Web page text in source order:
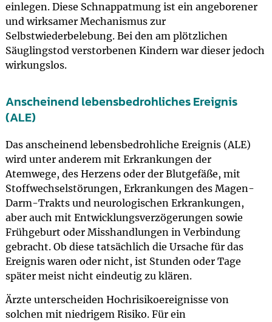
einlegen. Diese Schnappatmung ist ein angeborener
und wirksamer Mechanismus zur
Selbstwiederbelebung. Bei den am plötzlichen
Säuglingstod verstorbenen Kindern war dieser jedoch
wirkungslos.
Anscheinend lebensbedrohliches Ereignis
(ALE)
Das anscheinend lebensbedrohliche Ereignis (ALE)
wird unter anderem mit Erkrankungen der
Atemwege, des Herzens oder der Blutgefäße, mit
Stoffwechselstörungen, Erkrankungen des Magen-
Darm-Trakts und neurologischen Erkrankungen,
aber auch mit Entwicklungsverzögerungen sowie
Frühgeburt oder Misshandlungen in Verbindung
gebracht. Ob diese tatsächlich die Ursache für das
Ereignis waren oder nicht, ist Stunden oder Tage
später meist nicht eindeutig zu klären.
Ärzte unterscheiden Hochrisikoereignisse von
solchen mit niedrigem Risiko. Für ein